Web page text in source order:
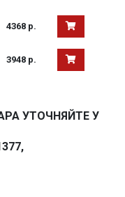
4368 р.
3948 р.
УТОЧНЯЙТЕ У